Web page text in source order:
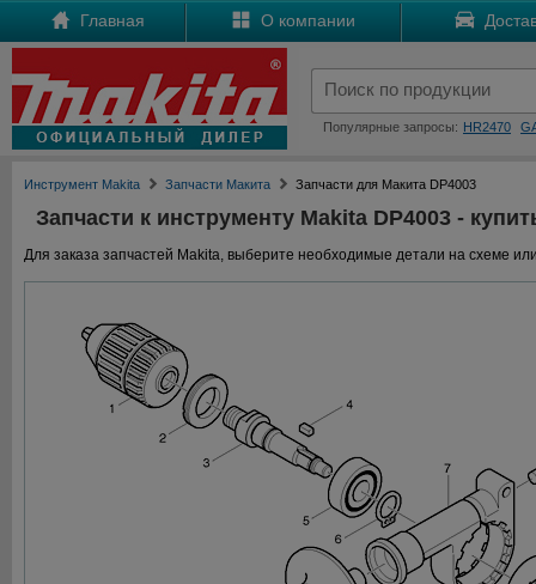
Главная О компании
Популярные запросы: HR2470
Инструмент Makita Запчасти Макита Запчасти для Макита DP4003
Запчасти к инструменту Makita DP4003 -
Для заказа запчастей Makita, выберите необходимые детали на схеме